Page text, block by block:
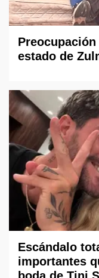
estado de
Escándalo
importantes